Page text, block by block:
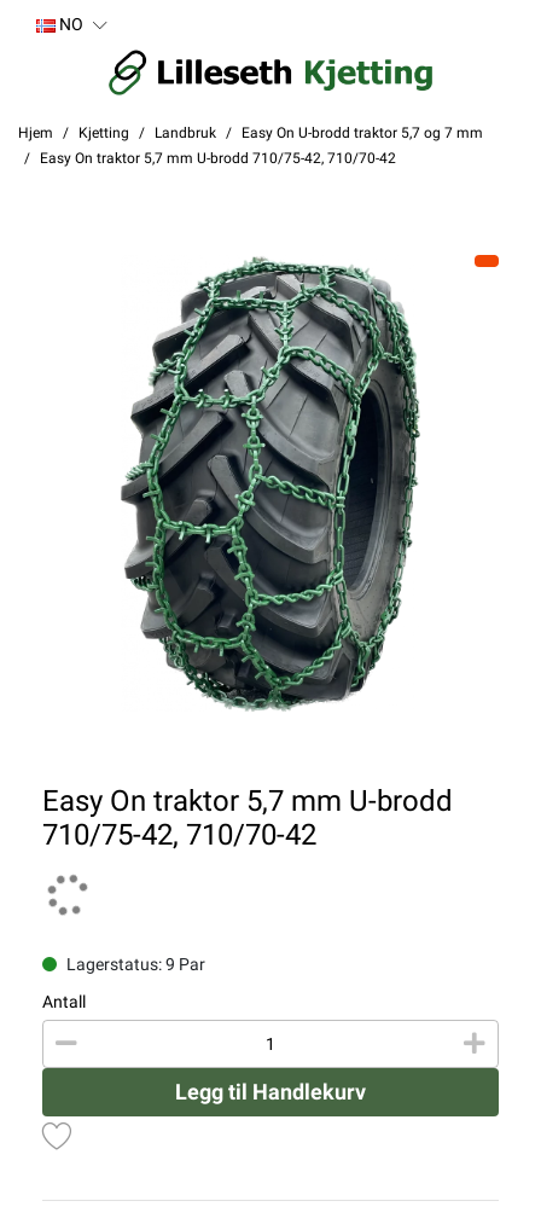
NO
Hjem Kjetting Landbruk
Easy On U-brodd traktor 5,7 og 7 mm
Easy On traktor 5,7 mm U-brodd 710/75-42, 710/70-42
Easy On traktor 5,7 mm U-brodd
710/75-42, 710/70-42
Lagerstatus: 9 Par
Antall
Legg til Handlekurv